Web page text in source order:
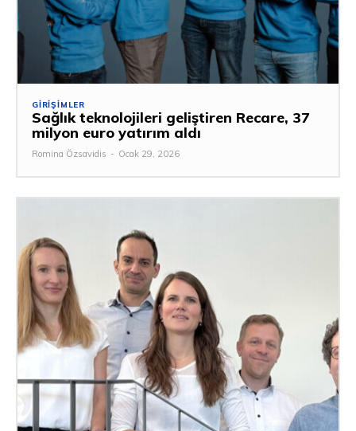
GIRIŞIMLER
Sağlık teknolojileri geliştiren Recare, 37
milyon euro yatırım aldı
Romina Özsavidis - Ocak 29, 2026